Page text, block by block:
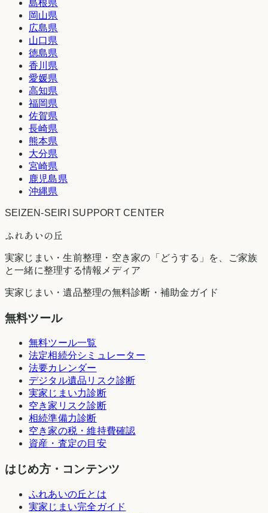
島根県
岡山県
広島県
山口県
徳島県
香川県
愛媛県
高知県
福岡県
佐賀県
長崎県
熊本県
大分県
宮崎県
鹿児島県
沖縄県
SEIZEN-SEIRI SUPPORT CENTER
ふれあいの丘
実家じまい・生前整理・空き家の「どうする」を、ご家族
と一緒に整理する情報メディア
実家じまい・遺品整理の無料診断・補助金ガイド
無料ツール
無料ツール一覧
法定相続分シミュレーター
法要カレンダー
デジタル遺品リスク診断
実家じまい力診断
空き家リスク診断
相続準備力診断
空き家の税・維持費確認
資産・査定の目安
はじめ方・コンテンツ
ふれあいの丘とは
実家じまい完全ガイド